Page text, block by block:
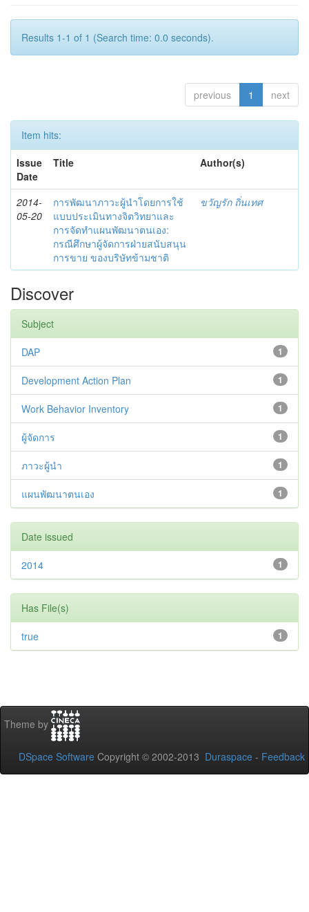
Results 1-1 of 1 (Search time: 0.0 seconds).
previous 1 next
Item hits:
Issue
Date
Title Author(s)
2014-
05-20
การพัฒนาภาวะผู้นำโดยการใช้
แบบประเมินทางจิตวิทยาและ
การจัดทำแผนพัฒนาตนเอง:
กรณีศึกษาผู้จัดการฝ่ายสนับสนุน
การขาย ของบริษัทข้ามชาติ
ขวัญรัก ถิ่นเทศ
Discover
Subject
1
DAP
1
Development Action Plan
1
Work Behavior Inventory
1
ผู้จัดการ
1
ภาวะผู้นำ
1
แผนพัฒนาตนเอง
Date issued
1
2014
Has File(s)
1
true
Theme by
DSpace Software Copyright © 2002-2013 Duraspace - Feedback